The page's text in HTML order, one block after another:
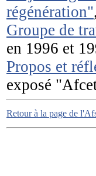
régénération"
Groupe de
en 1996 et
Propos et
exposé
Retour à la page de